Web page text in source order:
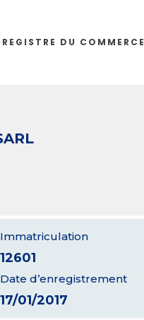
REGISTRE DU COMMERCE
Immatriculation
12601
Date d’enregistrement
17/01/2017